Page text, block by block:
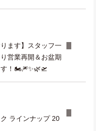
ます】スタッフ一
営業再開＆お盆期
！🏍️🎆✨🌿🛫
ラインナップ 20